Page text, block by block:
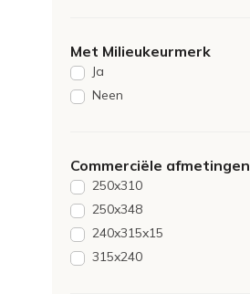
Met Milieukeurmerk
Ja
Neen
Commerciële afmetingen
250x310
250x348
240x315x15
315x240